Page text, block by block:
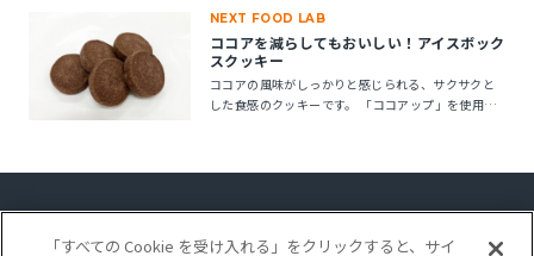
リューム感のある仕上がりになります。
NEXT FOOD LAB
ココアを減らしてもおいしい！アイスボック
スクッキー
ココアの風味がしっかりと感じられる、サクサクと
した食感のクッキーです。 「ココアップ」を使用す
「すべての Cookie を受け入れる」をクリックすると、サイ